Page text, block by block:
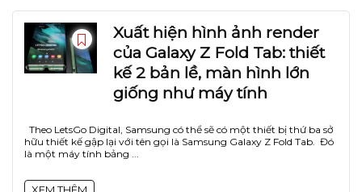
Xuất hiện hình ảnh render
của Galaxy Z Fold Tab: thiết
kế 2 bản lề, màn hình lớn
giống như máy tính
Theo LetsGo Digital, Samsung có thể sẽ có một thiết bị thứ ba sở
hữu thiết kế gập lại với tên gọi là Samsung Galaxy Z Fold Tab. Đó
là một máy tính bảng ...